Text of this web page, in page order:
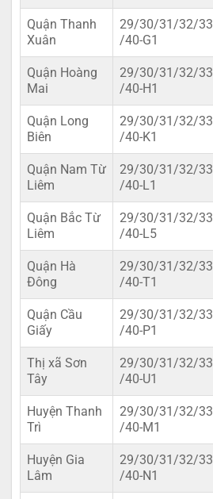
Quận Thanh
Xuân
29/30/31/32/33
/40-G1
Quận Hoàng
Mai
29/30/31/32/33
/40-H1
Quận Long
Biên
29/30/31/32/33
/40-K1
Quận Nam Từ
Liêm
29/30/31/32/33
/40-L1
Quận Bắc Từ
Liêm
29/30/31/32/33
/40-L5
Quận Hà
Đông
29/30/31/32/33
/40-T1
Quận Cầu
Giấy
29/30/31/32/33
/40-P1
Thị xã Sơn
Tây
29/30/31/32/33
/40-U1
Huyện Thanh
Trì
29/30/31/32/33
/40-M1
Huyện Gia
Lâm
29/30/31/32/33
/40-N1